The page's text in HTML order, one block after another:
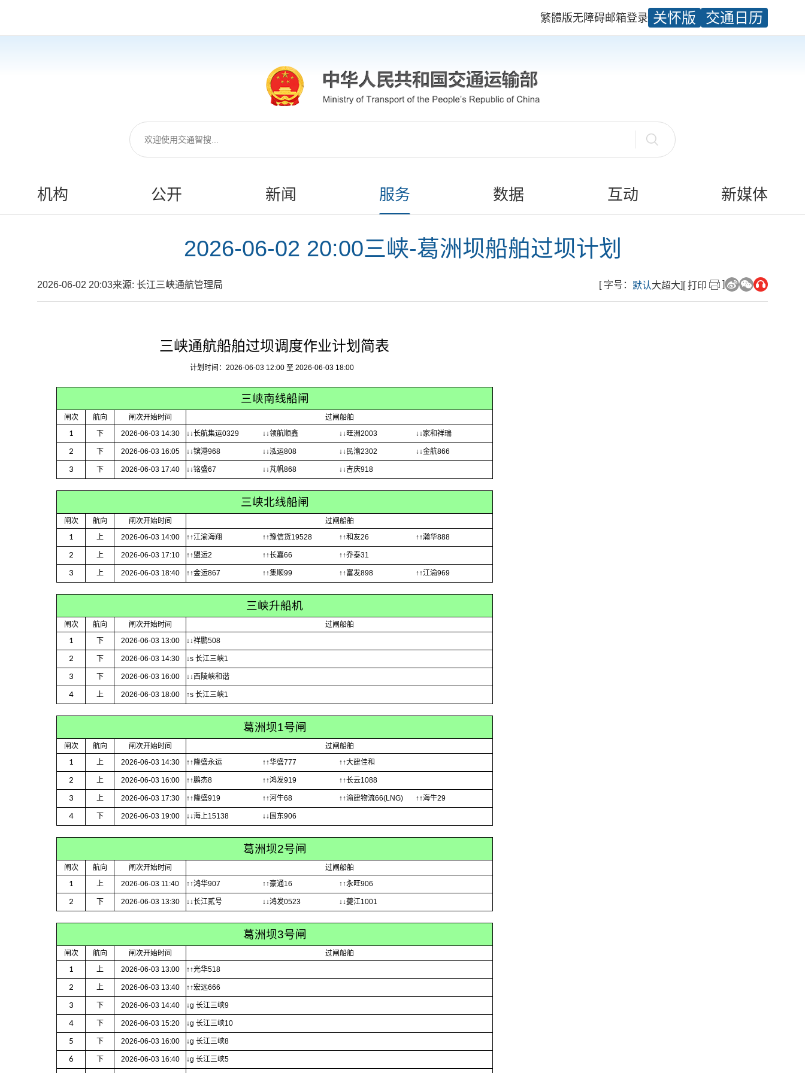
繁體版无障碍邮箱登录 关怀版 交通日历
机构 公开 新闻 服务 数据 互动 新媒体
2026-06-02 20:00三峡-葛洲坝船舶过坝计划
2026-06-02 20:03来源: 长江三峡通航管理局 [ 字号： 默认大超大] [ 打印 ]
三峡通航船舶过坝调度作业计划简表
计划时间：2026-06-03 12:00 至 2026-06-03 18:00
三峡南线船闸
闸次 航向 闸次开始时间 过闸船舶
1 下 2026-06-03 14:30 ↓↓长航集运0329 ↓↓领航顺鑫 ↓↓旺洲2003 ↓↓家和祥瑞
2 下 2026-06-03 16:05 ↓↓镔港968 ↓↓泓运808 ↓↓民渝2302 ↓↓金航866
3 下 2026-06-03 17:40 ↓↓铭盛67 ↓↓芃帆868 ↓↓吉庆918
三峡北线船闸
闸次 航向 闸次开始时间 过闸船舶
1 上 2026-06-03 14:00 ↑↑江渝海翔 ↑↑豫信货19528 ↑↑和友26 ↑↑瀚华888
2 上 2026-06-03 17:10 ↑↑盟运2 ↑↑长嘉66 ↑↑乔泰31
3 上 2026-06-03 18:40 ↑↑金运867 ↑↑集顺99 ↑↑富发898 ↑↑江渝969
三峡升船机
闸次 航向 闸次开始时间 过闸船舶
1 下 2026-06-03 13:00 ↓↓祥鹏508
2 下 2026-06-03 14:30 ↓s 长江三峡1
3 下 2026-06-03 16:00 ↓↓西陵峡和谐
4 上 2026-06-03 18:00 ↑s 长江三峡1
葛洲坝1号闸
闸次 航向 闸次开始时间 过闸船舶
1 上 2026-06-03 14:30 ↑↑隆盛永运 ↑↑华盛777 ↑↑大建佳和
2 上 2026-06-03 16:00 ↑↑鹏杰8 ↑↑鸿发919 ↑↑长云1088
3 上 2026-06-03 17:30 ↑↑隆盛919 ↑↑河牛68 ↑↑渝建物流66(LNG) ↑↑海牛29
4 下 2026-06-03 19:00 ↓↓海上15138 ↓↓国东906
葛洲坝2号闸
闸次 航向 闸次开始时间 过闸船舶
1 上 2026-06-03 11:40 ↑↑鸿华907 ↑↑豪通16 ↑↑永旺906
2 下 2026-06-03 13:30 ↓↓长江贰号 ↓↓鸿发0523 ↓↓夔江1001
葛洲坝3号闸
闸次 航向 闸次开始时间 过闸船舶
1 上 2026-06-03 13:00 ↑↑光华518
2 上 2026-06-03 13:40 ↑↑宏远666
3 下 2026-06-03 14:40 ↓g 长江三峡9
4 下 2026-06-03 15:20 ↓g 长江三峡10
5 下 2026-06-03 16:00 ↓g 长江三峡8
6 下 2026-06-03 16:40 ↓g 长江三峡5